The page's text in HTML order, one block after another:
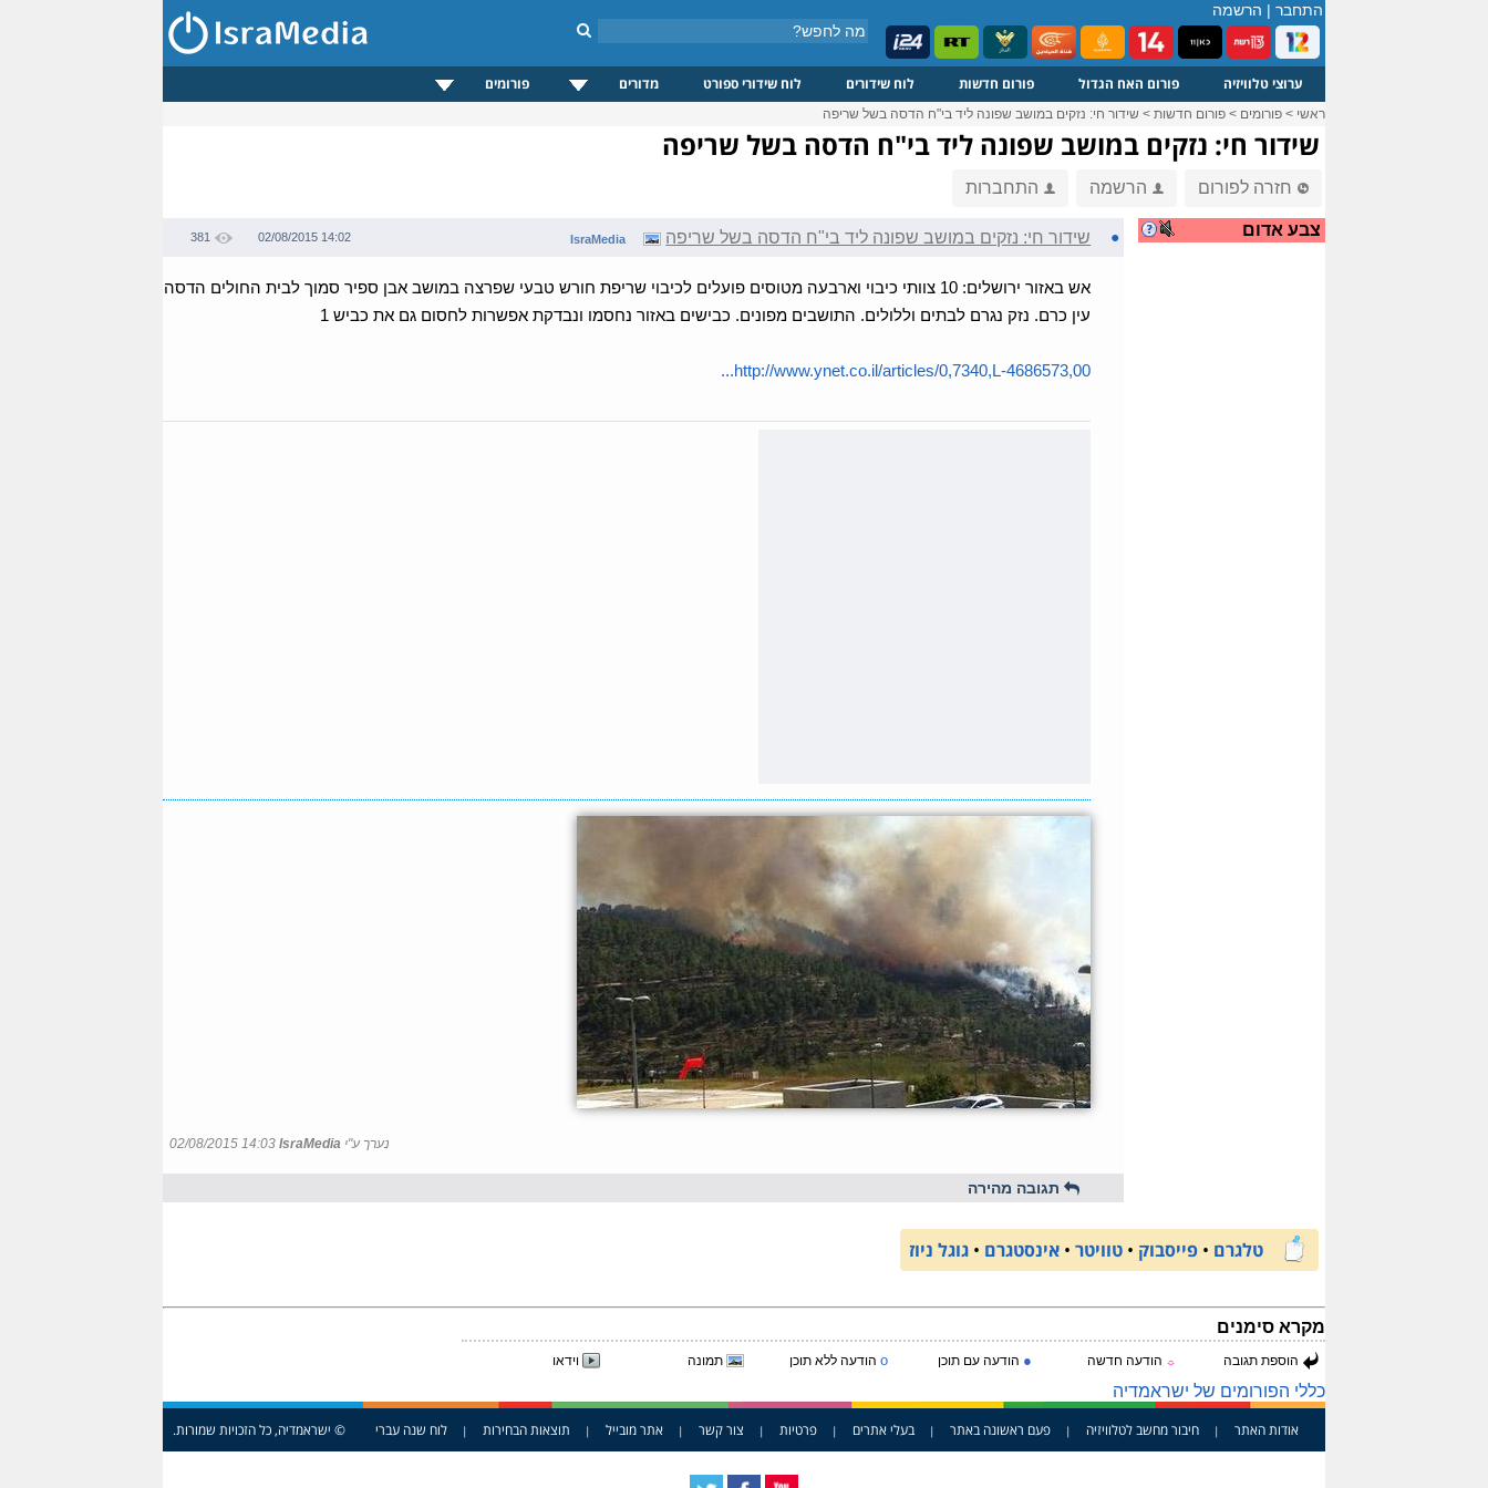
התחבר | הרשמה
ערוצי טלוויזיה פורום האח הגדול פורום חדשות לוח שידורים לוח שידורי ספורט מדורים פורומים
ראשי > פורומים > פורום חדשות > שידור חי: נזקים במושב שפונה ליד בי"ח הדסה בשל שריפה
שידור חי: נזקים במושב שפונה ליד בי"ח הדסה בשל שריפה
חזרה לפורום הרשמה התחברות
צבע אדום ● שידור חי: נזקים במושב שפונה ליד בי"ח הדסה בשל שריפה IsraMedia
02/08/2015 14:02
381
אש באזור ירושלים: 10 צוותי כיבוי וארבעה מטוסים פועלים לכיבוי שריפת חורש טבעי שפרצה במושב אבן ספיר סמוך לבית החולים הדסה
עין כרם. נזק נגרם לבתים וללולים. התושבים מפונים. כבישים באזור נחסמו ונבדקת אפשרות לחסום גם את כביש 1
http://www.ynet.co.il/articles/0,7340,L-4686573,00...
נערך ע"י IsraMedia
02/08/2015 14:03
תגובה מהירה
טלגרם • פייסבוק • טוויטר • אינסטגרם • גוגל ניוז
מקרא סימנים
הוספת תגובה ☼ הודעה חדשה ● הודעה עם תוכן o הודעה ללא תוכן תמונה וידאו
כללי הפורומים של ישראמדיה
© ישראמדיה, כל הזכויות שמורות. אודות האתר | חיבור מחשב לטלוויזיה | פעם ראשונה באתר | בעלי אתרים | פרטיות | צור קשר | אתר מובייל | תוצאות הבחירות | לוח שנה עברי